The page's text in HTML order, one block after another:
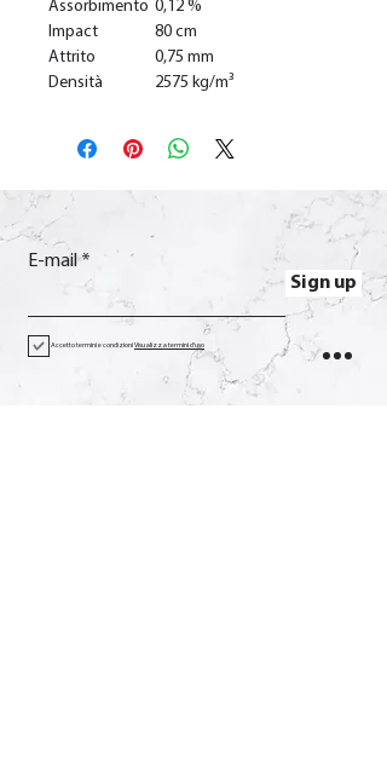
Assorbimento 0,12 %
Impact
80 cm
Attrito
0,75 mm
Densità
2575 kg/m³
E-mail
Sign up
Accetto termini e condizioniVisualizza termini d'uso